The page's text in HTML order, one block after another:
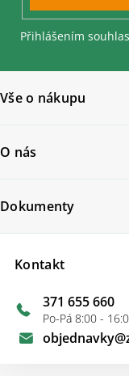
Přihlášením
Vše o nákupu
O nás
Kontakt
objednavky@
371 655 660
Po-Pá 8:00 -
Dokumenty